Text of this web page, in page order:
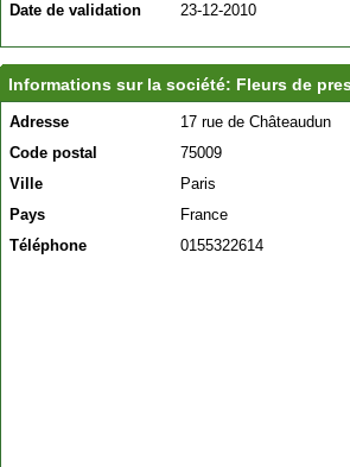
Date de validation
23-12-2010
Informations sur la société: Fleurs de
Adresse
17 rue de Châteaudun
Code postal
75009
Ville
Paris
Pays
France
Téléphone
0155322614